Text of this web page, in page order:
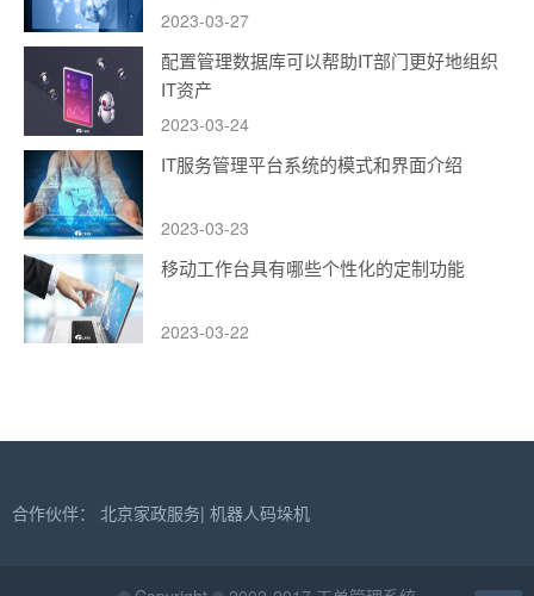
2023-03-27
配置管理数据库可以帮助IT部门更好地组织
IT资产
2023-03-24
IT服务管理平台系统的模式和界面介绍
2023-03-23
移动工作台具有哪些个性化的定制功能
2023-03-22
合作伙伴： 北京家政服务| 机器人码垛机